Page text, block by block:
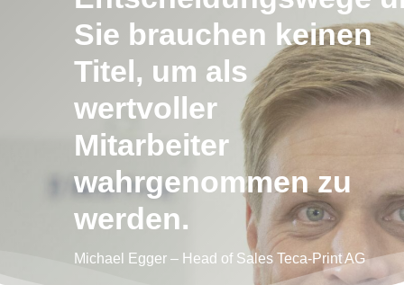
Sie brauchen keinen
Titel, um als
wertvoller
Mitarbeiter
wahrgenommen zu
werden.
Michael Egger – Head of Sales Teca-Print AG